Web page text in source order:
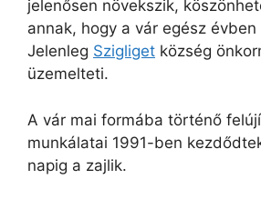
jelenősen növekszik,
annak, hogy a vár egész
Jelenleg Szigliget község
üzemelteti.
A vár mai formába történő
munkálatai 1991-ben
napig a zajlik.